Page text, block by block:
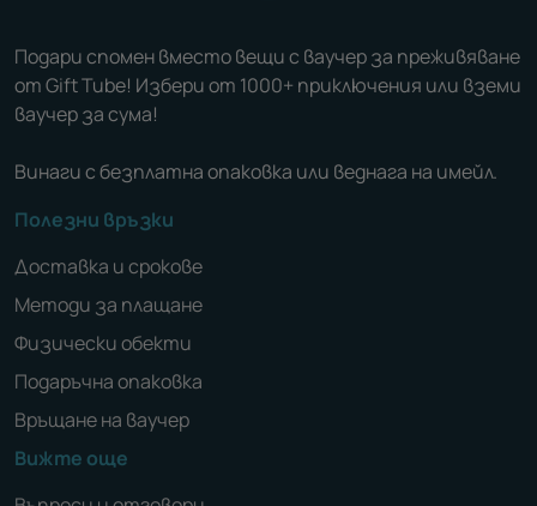
Подари спомен вместо вещи с ваучер за преживяване
от Gift Tube! Избери от 1000+ приключения или вземи
ваучер за сума!
Винаги с безплатна опаковка или веднага на имейл.
Полезни връзки
Доставка и срокове
Методи за плащане
Физически обекти
Подаръчна опаковка
Връщане на ваучер
Вижте още